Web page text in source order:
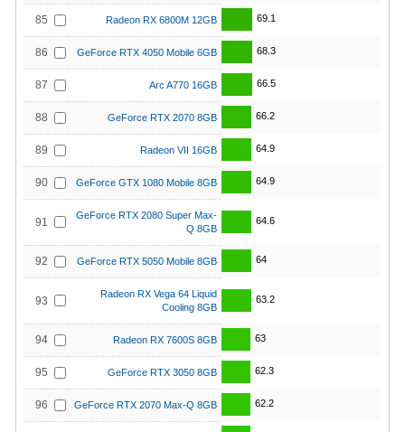
85 Radeon RX 6800M 12GB 69.1
86 GeForce RTX 4050 Mobile 6GB 68.3
87 Arc A770 16GB 66.5
88 GeForce RTX 2070 8GB 66.2
89 Radeon VII 16GB 64.9
90 GeForce GTX 1080 Mobile 8GB 64.9
91
GeForce RTX 2080 Super Max-
Q 8GB
64.6
92 GeForce RTX 5050 Mobile 8GB 64
93
Radeon RX Vega 64 Liquid
Cooling 8GB
63.2
94 Radeon RX 7600S 8GB 63
95 GeForce RTX 3050 8GB 62.3
96 GeForce RTX 2070 Max-Q 8GB 62.2